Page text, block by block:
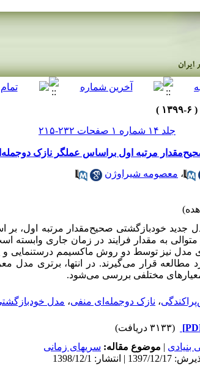
جلد ۱۴ شماره ۱ صفحات ۲۳۲-۲۱۵
مرتبه اول براساس عملگر نازک
، معصومه شیراوژن
جدید خودبازگشتی صحیح‌مقدار مرتبه اول،
به مقدار فرایند در زمان جاری وابسته
مدل نیز توسط دو روش ماکسیمم درستنمایی و
مطالعه قرار می‌­گیرند. در انتها، برتری
مختلفی بررسی می‌شود.
، نازک دو­جمله‌­ای منفی، مدل­
(۳۱۳۳ دریافت)
بنیادی | موضوع مقاله: سریهای زمانی